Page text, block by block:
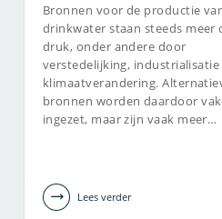
Bronnen voor de productie
drinkwater staan steeds meer
druk, onder andere door
verstedelijking, industrialisatie
klimaatverandering.
bronnen worden daardoor
ingezet, maar zijn vaak meer…
Lees verder